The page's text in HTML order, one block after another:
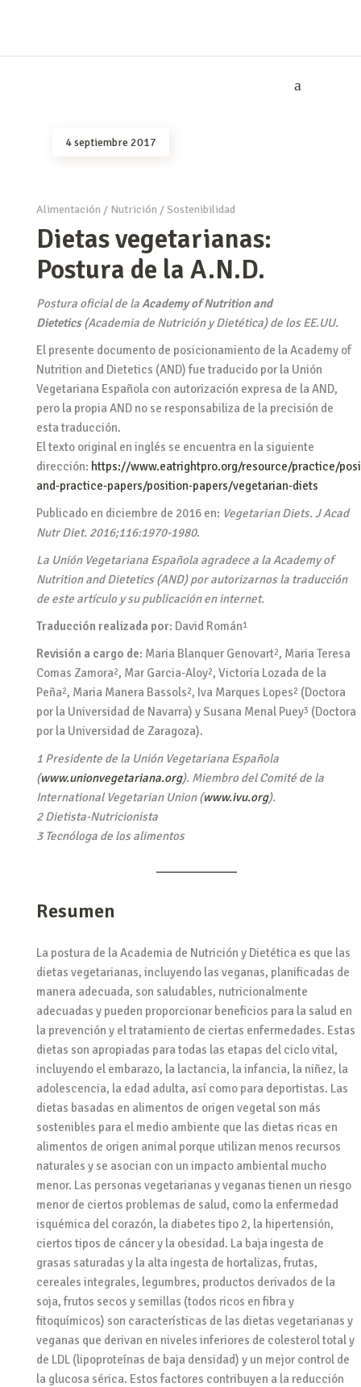
4 septiembre 2017
Alimentación / Nutrición /Sostenibilidad
Dietas vegetarianas:
Postura de la A.N.D.
Postura oficial de laAcademy of Nutrition and
Dietetics(Academia de Nutrición y Dietética) de los EE.UU.
El presente documento de posicionamiento de la Academy of
Nutrition and Dietetics (AND) fue traducido por la Unión
Vegetariana Española con autorización expresa de la AND,
pero la propia AND no se responsabiliza de la precisión de
esta traducción.
El texto original en inglés se encuentra en la siguiente
dirección: https://www.eatrightpro.org/resource/practice/
and-practice-papers/position-papers/vegetarian-diets
Publicado en diciembre de 2016 en: Vegetarian Diets. J Acad
Nutr Diet. 2016;116:1970-1980.
La Unión Vegetariana Española agradece a la Academy of
Nutrition and Dietetics (AND) por autorizarnos la traducción
de este artículo y su publicación en internet.
Traducción realizada por: David Román1
Revisión a cargo de: Maria Blanquer Genovart2, Maria Teresa
Comas Zamora2, Mar Garcia-Aloy2, Victoria Lozada de la
Peña2, Maria Manera Bassols2, Iva Marques Lopes2 (Doctora
por la Universidad de Navarra) y Susana Menal Puey3 (Doctora
por la Universidad de Zaragoza).
1 Presidente de la Unión Vegetariana Española
(www.unionvegetariana.org). Miembro del Comité de la
International Vegetarian Union (www.ivu.org).
2 Dietista-Nutricionista
3 Tecnóloga de los alimentos
Resumen
La postura de la Academia de Nutrición y Dietética es que las
dietas vegetarianas, incluyendo las veganas, planificadas de
manera adecuada, son saludables, nutricionalmente
adecuadas y pueden proporcionar beneficios para la salud en
la prevención y el tratamiento de ciertas enfermedades. Estas
dietas son apropiadas para todas las etapas del ciclo vital,
incluyendo el embarazo, la lactancia, la infancia, la niñez, la
adolescencia, la edad adulta, así como para deportistas. Las
dietas basadas en alimentos de origen vegetal son más
sostenibles para el medio ambiente que las dietas ricas en
alimentos de origen animal porque utilizan menos recursos
naturales y se asocian con un impacto ambiental mucho
menor. Las personas vegetarianas y veganas tienen un riesgo
menor de ciertos problemas de salud, como la enfermedad
isquémica del corazón, la diabetes tipo 2, la hipertensión,
ciertos tipos de cáncer y la obesidad. La baja ingesta de
grasas saturadas y la alta ingesta de hortalizas, frutas,
cereales integrales, legumbres, productos derivados de la
soja, frutos secos y semillas (todos ricos en fibra y
fitoquímicos) son características de las dietas vegetarianas y
veganas que derivan en niveles inferiores de colesterol total y
de LDL (lipoproteínas de baja densidad) y un mejor control de
la glucosa sérica. Estos factores contribuyen a la reducción